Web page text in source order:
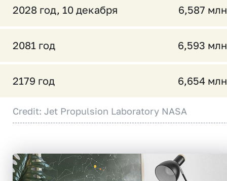
2028 год, 10 декабря 6,587
2081 год 6,593
2179 год 6,654
Credit: Jet Propulsion Laboratory NASA